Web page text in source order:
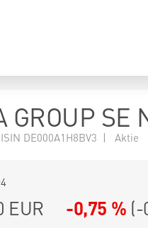
GROUP SE
DE000A1H8BV3 | Aktie
EUR -0,75 % (-